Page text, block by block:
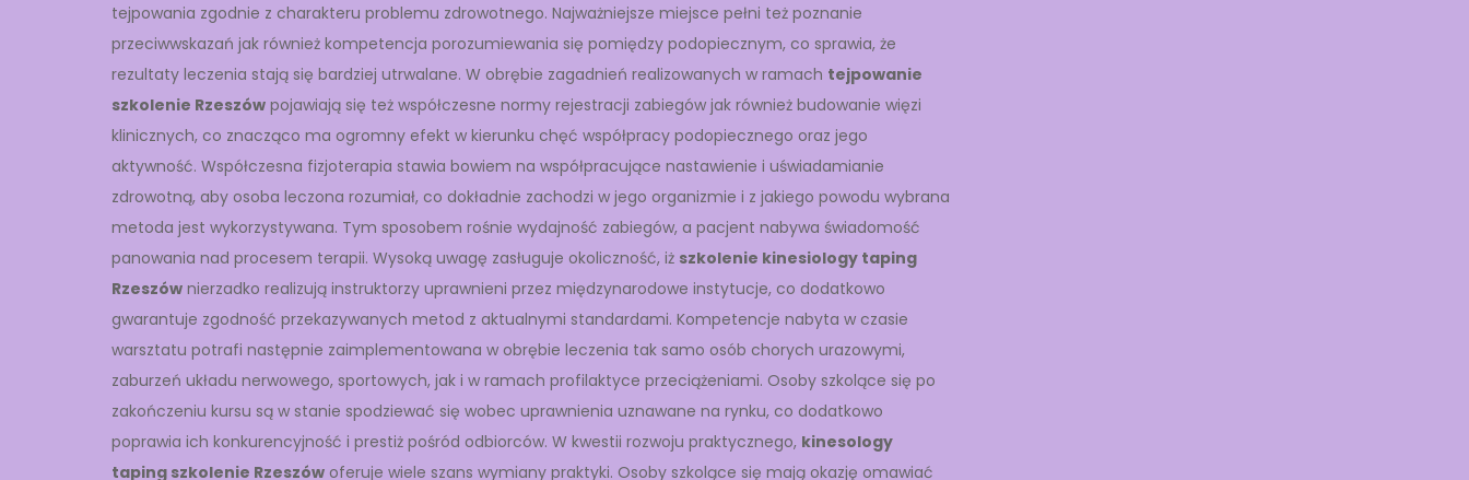
tejpowania zgodnie z charakteru problemu zdrowotnego. Najważniejsze miejsce pełni też poznanie
przeciwwskazań jak również kompetencja porozumiewania się pomiędzy podopiecznym, co sprawia, że
rezultaty leczenia stają się bardziej utrwalane. W obrębie zagadnień realizowanych w ramach tejpowanie
szkolenie Rzeszów pojawiają się też współczesne normy rejestracji zabiegów jak również budowanie więzi
klinicznych, co znacząco ma ogromny efekt w kierunku chęć współpracy podopiecznego oraz jego
aktywność. Współczesna fizjoterapia stawia bowiem na współpracujące nastawienie i uświadamianie
zdrowotną, aby osoba leczona rozumiał, co dokładnie zachodzi w jego organizmie i z jakiego powodu wybrana
metoda jest wykorzystywana. Tym sposobem rośnie wydajność zabiegów, a pacjent nabywa świadomość
panowania nad procesem terapii. Wysoką uwagę zasługuje okoliczność, iż szkolenie kinesiology taping
Rzeszów nierzadko realizują instruktorzy uprawnieni przez międzynarodowe instytucje, co dodatkowo
gwarantuje zgodność przekazywanych metod z aktualnymi standardami. Kompetencje nabyta w czasie
warsztatu potrafi następnie zaimplementowana w obrębie leczenia tak samo osób chorych urazowymi,
zaburzeń układu nerwowego, sportowych, jak i w ramach profilaktyce przeciążeniami. Osoby szkolące się po
zakończeniu kursu są w stanie spodziewać się wobec uprawnienia uznawane na rynku, co dodatkowo
poprawia ich konkurencyjność i prestiż pośród odbiorców. W kwestii rozwoju praktycznego, kinesology
taping szkolenie Rzeszów oferuje wiele szans wymiany praktyki. Osoby szkolące się mają okazję omawiać